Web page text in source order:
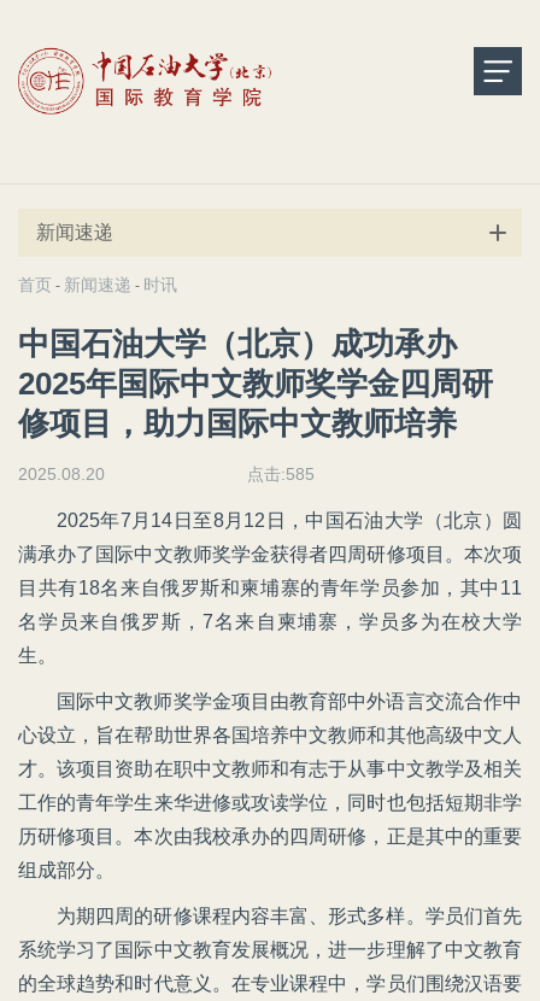
新闻速递
首页 - 新闻速递 - 时讯
中国石油大学（北京）成功承办
2025年国际中文教师奖学金四周研
修项目，助力国际中文教师培养
2025.08.20 点击:585
2025年7月14日至8月12日，中国石油大学（北京）圆
满承办了国际中文教师奖学金获得者四周研修项目。本次项
目共有18名来自俄罗斯和柬埔寨的青年学员参加，其中11
名学员来自俄罗斯，7名来自柬埔寨，学员多为在校大学
生。
国际中文教师奖学金项目由教育部中外语言交流合作中
心设立，旨在帮助世界各国培养中文教师和其他高级中文人
才。该项目资助在职中文教师和有志于从事中文教学及相关
工作的青年学生来华进修或攻读学位，同时也包括短期非学
历研修项目。本次由我校承办的四周研修，正是其中的重要
组成部分。
为期四周的研修课程内容丰富、形式多样。学员们首先
系统学习了国际中文教育发展概况，进一步理解了中文教育
的全球趋势和时代意义。在专业课程中，学员们围绕汉语要